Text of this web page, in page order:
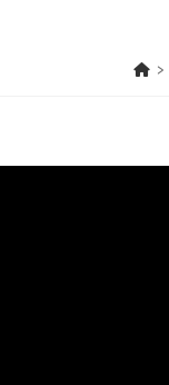
>